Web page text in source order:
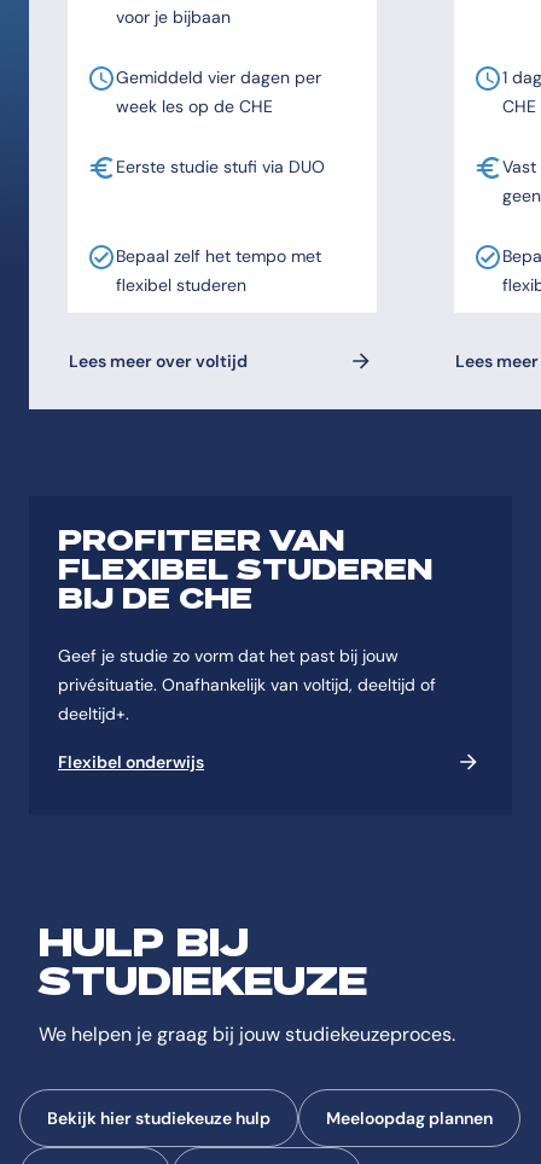
voor je bijbaan
Gemiddeld vier dagen per
week les op de CHE
Eerste studie stufi via DUO
Bepaal zelf het tempo met
flexibel studeren
Lees meer over voltijd
1
CHE
Lees
PROFITEER VAN
FLEXIBEL STUDEREN
BIJ DE CHE
Geef je studie zo vorm dat het past bij jouw
privésituatie. Onafhankelijk van voltijd, deeltijd of
deeltijd+.
Flexibel onderwijs
HULP BIJ
STUDIEKEUZE
We helpen je graag bij jouw studiekeuzeproces.
Bekijk hier studiekeuze hulp Meeloopdag plannen